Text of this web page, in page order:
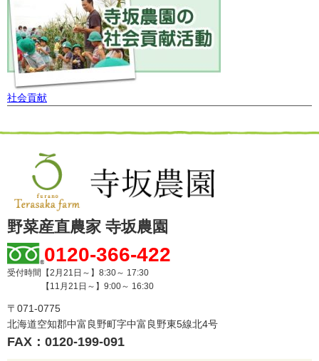
社会貢献
野菜産直農家 寺坂農園
0120-366-422
受付時間【2月21日～】8:30～ 17:30
【11月21日～】9:00～ 16:30
〒071-0775
北海道空知郡中富良野町字中富良野東5線北4号
FAX：0120-199-091